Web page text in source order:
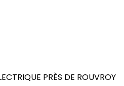
PRÈS DE ROUVROY